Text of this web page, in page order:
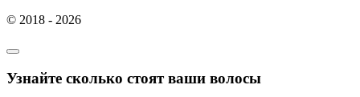
© 2018 - 2026
Узнайте сколько стоят ваши волосы